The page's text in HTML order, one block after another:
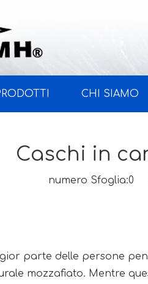
CHI SIAMO
Caschi in
numero Sfoglia:0
parte delle persone
mozzafiato. Mentre